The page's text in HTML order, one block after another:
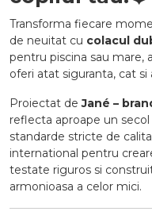
Transforma fiecare
de neuitat cu colacul
pentru piscina sau mare,
oferi atat siguranta, cat
Proiectat deJané –
reflecta aproape un
standarde stricte de
international pentru
testate riguros si
armonioasa a celor mici.